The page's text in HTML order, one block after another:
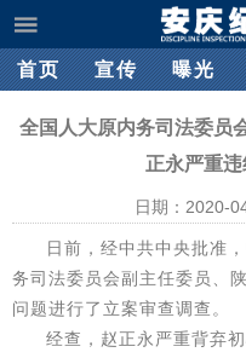
首页 宣传 曝光
全国人大原内务司法委员
正永严重
日期：2020-
日前，经中共中央批准
务司法委员会副主任委员、
问题进行了立案审查调查。
经查，赵正永严重背弃